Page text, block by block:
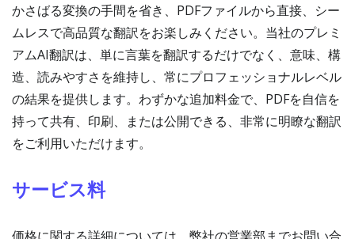
かさばる変換の手間を省き、PDFファイルから直接、シー
ムレスで高品質な翻訳をお楽しみください。当社のプレミ
アムAI翻訳は、単に言葉を翻訳するだけでなく、意味、構
造、読みやすさを維持し、常にプロフェッショナルレベル
の結果を提供します。わずかな追加料金で、PDFを自信を
持って共有、印刷、または公開できる、非常に明瞭な翻訳
をご利用いただけます。
サービス料